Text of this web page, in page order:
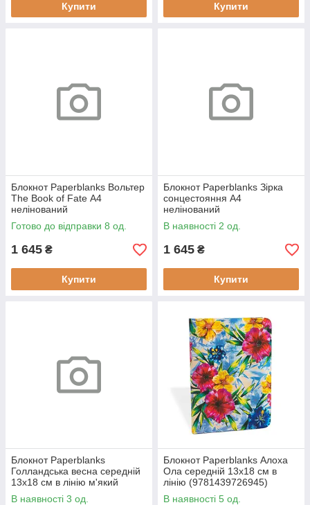
Купити Купити
Блокнот Paperblanks Вольтер
The Book of Fate А4
нелінований
(9781439754771)
Готово до відправки 8 од.
1 645 ₴
Купити
Блокнот Paperblanks Зірка
сонцестояння А4
нелінований
(9781439793725)
В наявності 2 од.
1 645 ₴
Купити
Блокнот Paperblanks
Голландська весна середній
13х18 см в лінію м'який
(9781439772812)
В наявності 3 од.
Блокнот Paperblanks Алоха
Ола середній 13х18 см в
лінію (9781439726945)
В наявності 5 од.